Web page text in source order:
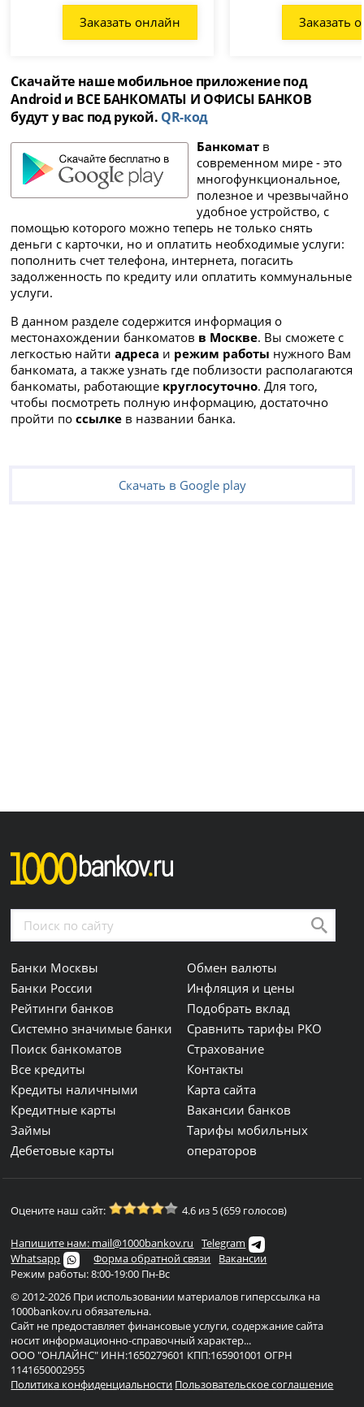
Заказать онлайн Заказать
Скачайте наше мобильное приложение под
Android и ВСЕ БАНКОМАТЫ И ОФИСЫ БАНКОВ
будут у вас под рукой. QR-код
Банкомат в
современном мире - это
многофункциональное,
полезное и чрезвычайно
удобное устройство, с
помощью которого можно теперь не только снять
деньги с карточки, но и оплатить необходимые услуги:
пополнить счет телефона, интернета, погасить
задолженность по кредиту или оплатить коммунальные
услуги.
В данном разделе содержится информация о
местонахождении банкоматов в Москве. Вы сможете с
легкостью найтиадреса и режим работы нужного Вам
банкомата, а также узнать где поблизости располагаются
банкоматы, работающие круглосуточно. Для того,
чтобы посмотреть полную информацию, достаточно
пройти поссылке в названии банка.
Скачать в Google play
Банки Москвы
Банки России
Рейтинги банков
Системно значимые банки
Поиск банкоматов
Все кредиты
Кредиты наличными
Кредитные карты
Займы
Дебетовые карты
Обмен валюты
Инфляция и цены
Подобрать вклад
Сравнить тарифы РКО
Страхование
Контакты
Карта сайта
Вакансии банков
Тарифы мобильных
операторов
Оцените наш сайт: 4.6 из 5 (659 голосов)
Напишите нам: mail@1000bankov.ru
Telegram
Whatsapp
Форма обратной связи
Вакансии
Режим работы: 8:00-19:00 Пн-Вс
© 2012-2026 При использовании материалов гиперссылка на
1000bankov.ru обязательна.
Сайт не предоставляет финансовые услуги, содержание сайта
носит информационно-справочный характер...
ООО "ОНЛАЙНС" ИНН:1650279601 КПП:165901001 ОГРН
1141650002955
Политика конфиденциальности Пользовательское соглашение